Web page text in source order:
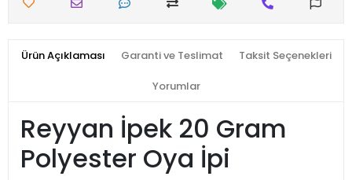
Ürün Açıklaması Garanti ve Teslimat Taksit Seçenekleri
Yorumlar
Reyyan İpek 20 Gram
Polyester Oya İpi